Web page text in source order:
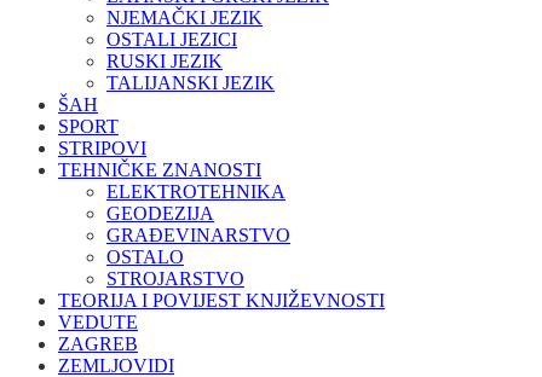
NJEMAČKI JEZIK
OSTALI JEZICI
RUSKI JEZIK
TALIJANSKI JEZIK
ŠAH
SPORT
STRIPOVI
TEHNIČKE ZNANOSTI
ELEKTROTEHNIKA
GEODEZIJA
GRAĐEVINARSTVO
OSTALO
STROJARSTVO
TEORIJA I POVIJEST KNJIŽEVNOSTI
VEDUTE
ZAGREB
ZEMLJOVIDI